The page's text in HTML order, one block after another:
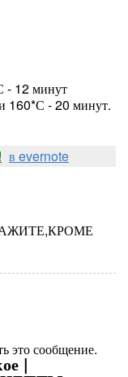
- 12 минут
160*С - 20 минут.
в evernote
это сообщение.
|